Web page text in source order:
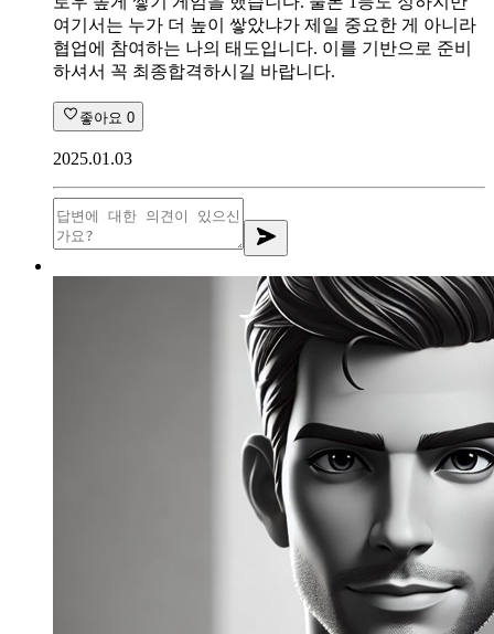
여기서는 누가 더 높이 쌓았냐가 제일 중요한 게 아니라
협업에 참여하는 나의 태도입니다. 이를 기반으로 준비
하셔서 꼭 최종합격하시길 바랍니다.
좋아요 0
2025.01.03